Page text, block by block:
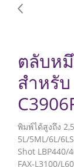
ตลับห
สำหรั
พิมพ์ได้สูงถึง
5L/5ML/6L/
Shot LBP440/
FAX-L3100/